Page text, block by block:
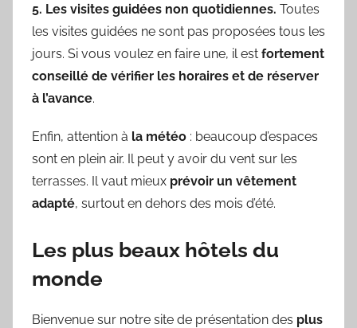
5. Les visites guidées non quotidiennes. Toutes
les visites guidées ne sont pas proposées tous les
jours. Si vous voulez en faire une, il est fortement
conseillé de vérifier les horaires et de réserver
à l’avance.
Enfin, attention à la météo : beaucoup d’espaces
sont en plein air. Il peut y avoir du vent sur les
terrasses. Il vaut mieux prévoir un vêtement
adapté, surtout en dehors des mois d’été.
Les plus beaux hôtels du
monde
Bienvenue sur notre site de présentation des plus